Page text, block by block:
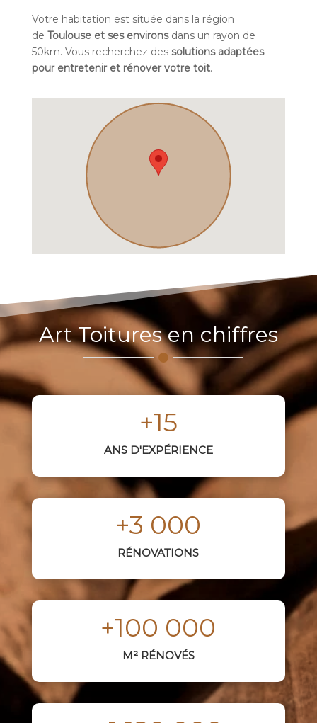
Votre habitation est située dans la région
de Toulouse et ses environsdans un rayon de
50km. Vous recherchez dessolutions adaptées
pour entretenir et rénover votre toit.
Art Toitures en chiffres
+15
ANS D'EXPÉRIENCE
+3 000
RÉNOVATIONS
+100 000
M² RÉNOVÉS